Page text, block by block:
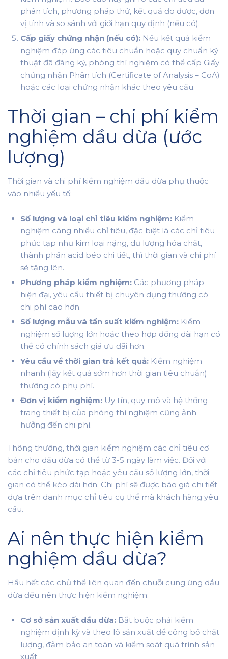
phân tích, phương pháp thử, kết quả đo được, đơn
vị tính và so sánh với giới hạn quy định (nếu có).
Cấp giấy chứng nhận (nếu có): Nếu kết quả kiểm
nghiệm đáp ứng các tiêu chuẩn hoặc quy chuẩn kỹ
thuật đã đăng ký, phòng thí nghiệm có thể cấp Giấy
chứng nhận Phân tích (Certificate of Analysis – CoA)
hoặc các loại chứng nhận khác theo yêu cầu.
Thời gian – chi phí kiểm
nghiệm dầu dừa (ước
lượng)
Thời gian và chi phí kiểm nghiệm dầu dừa phụ thuộc
vào nhiều yếu tố:
Số lượng và loại chỉ tiêu kiểm nghiệm: Kiểm
nghiệm càng nhiều chỉ tiêu, đặc biệt là các chỉ tiêu
phức tạp như kim loại nặng, dư lượng hóa chất,
thành phần acid béo chi tiết, thì thời gian và chi phí
sẽ tăng lên.
Phương pháp kiểm nghiệm: Các phương pháp
hiện đại, yêu cầu thiết bị chuyên dụng thường có
chi phí cao hơn.
Số lượng mẫu và tần suất kiểm nghiệm: Kiểm
nghiệm số lượng lớn hoặc theo hợp đồng dài hạn có
thể có chính sách giá ưu đãi hơn.
Yêu cầu về thời gian trả kết quả: Kiểm nghiệm
nhanh (lấy kết quả sớm hơn thời gian tiêu chuẩn)
thường có phụ phí.
Đơn vị kiểm nghiệm: Uy tín, quy mô và hệ thống
trang thiết bị của phòng thí nghiệm cũng ảnh
hưởng đến chi phí.
Thông thường, thời gian kiểm nghiệm các chỉ tiêu cơ
bản cho dầu dừa có thể từ 3-5 ngày làm việc. Đối với
các chỉ tiêu phức tạp hoặc yêu cầu số lượng lớn, thời
gian có thể kéo dài hơn. Chi phí sẽ được báo giá chi tiết
dựa trên danh mục chỉ tiêu cụ thể mà khách hàng yêu
cầu.
Ai nên thực hiện kiểm
nghiệm dầu dừa?
Hầu hết các chủ thể liên quan đến chuỗi cung ứng dầu
dừa đều nên thực hiện kiểm nghiệm:
Cơ sở sản xuất dầu dừa: Bắt buộc phải kiểm
nghiệm định kỳ và theo lô sản xuất để công bố chất
lượng, đảm bảo an toàn và kiểm soát quá trình sản
xuất.